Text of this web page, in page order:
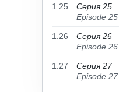
1.25
Серия 25
Episode 25
1.26
Серия 26
Episode 26
1.27
Серия 27
Episode 27